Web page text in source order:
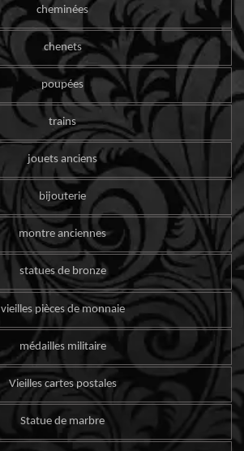
cheminées
chenets
poupées
trains
jouets anciens
bijouterie
montre anciennes
statues de bronze
vieilles pièces de monnaie
médailles militaire
Vieilles cartes postales
Statue de marbre